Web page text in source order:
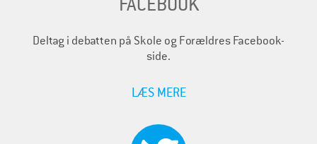
FACEBOOK
Deltag i debatten på Skole og Forældres Facebook-
side.
LÆS MERE